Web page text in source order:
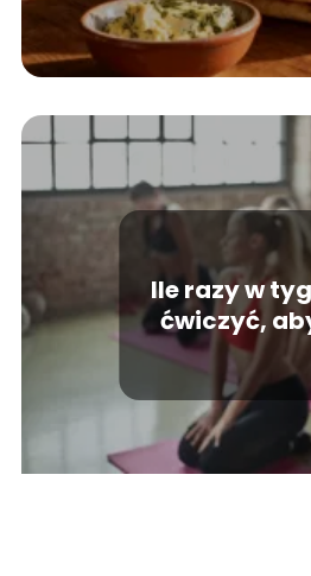
Ile razy w
ćwiczyć,